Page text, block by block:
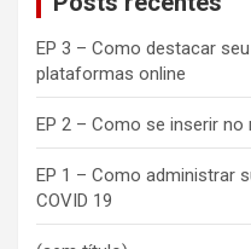
EP 3 – Como destacar
plataformas online
EP 2 – Como se inserir
EP 1 – Como administrar
COVID 19